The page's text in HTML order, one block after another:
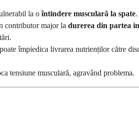
la oîntindere musculară la spate.
contributor major la durerea din partea
împiedica livrarea nutrienților către
tensiune musculară, agravând problema.